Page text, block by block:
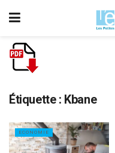
Étiquette : Kbane
ECONOMIE